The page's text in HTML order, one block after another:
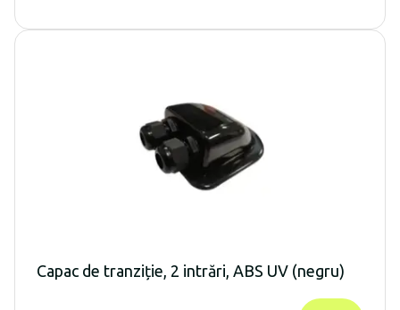
Capac de tranziție, 2 intrări, ABS UV (negru)